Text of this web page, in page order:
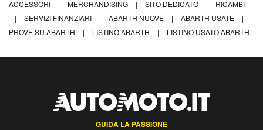
ACCESSORI
| MERCHANDISING | SITO DEDICATO |
RICAMBI
|
SERVIZI FINANZIARI | ABARTH NUOVE | ABARTH USATE
|
PROVE SU ABARTH
| LISTINO ABARTH | LISTINO USATO ABARTH
GUIDA LA PASSIONE